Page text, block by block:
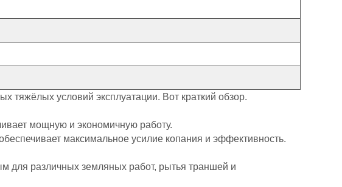
тяжёлых условий эксплуатации. Вот краткий обзор.
мощную и экономичную работу.
обеспечивает максимальное усилие копания и эффективность.
для различных земляных работ, рытья траншей и